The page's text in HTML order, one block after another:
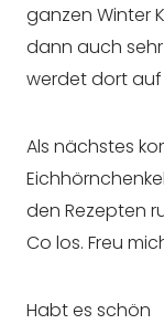
ganzen Winter
dann auch
werdet dort auf
Als nächstes
den Rezepten
Co los. Freu
Habt es schön